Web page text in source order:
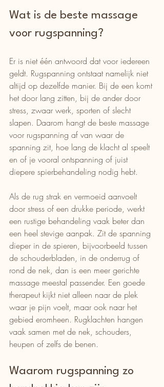
Wat is de beste massage
voor rugspanning?
Er is niet één antwoord dat voor iedereen
geldt. Rugspanning ontstaat namelijk niet
altijd op dezelfde manier. Bij de een komt
het door lang zitten, bij de ander door
stress, zwaar werk, sporten of slecht
slapen. Daarom hangt de beste massage
voor rugspanning af van waar de
spanning zit, hoe lang de klacht al speelt
en of je vooral ontspanning of juist
diepere spierbehandeling nodig hebt.
Als de rug strak en vermoeid aanvoelt
door stress of een drukke periode, werkt
een rustige behandeling vaak beter dan
een heel stevige aanpak. Zit de spanning
dieper in de spieren, bijvoorbeeld tussen
de schouderbladen, in de onderrug of
rond de nek, dan is een meer gerichte
massage meestal passender. Een goede
therapeut kijkt niet alleen naar de plek
waar je pijn voelt, maar ook naar het
gebied eromheen. Rugklachten hangen
vaak samen met de nek, schouders,
heupen of zelfs de benen.
Waarom rugspanning zo